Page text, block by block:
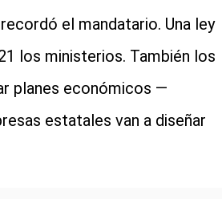
el mandatario. Una ley
los ministerios. También los
planes económicos —
estatales van a diseñar